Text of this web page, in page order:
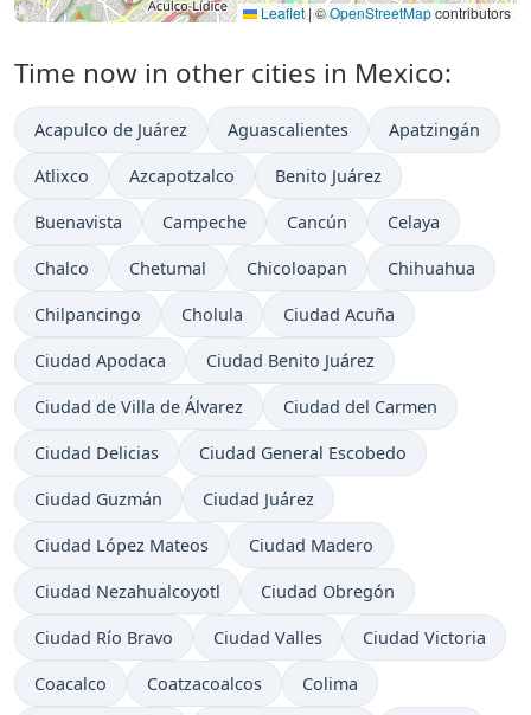
Leaflet |©OpenStreetMapcontributors
Time now in other cities in Mexico:
Acapulco de Juárez Aguascalientes Apatzingán
Atlixco Azcapotzalco Benito Juárez
Buenavista Campeche Cancún Celaya
Chalco Chetumal Chicoloapan Chihuahua
Chilpancingo Cholula Ciudad Acuña
Ciudad Apodaca Ciudad Benito Juárez
Ciudad de Villa de Álvarez Ciudad del Carmen
Ciudad Delicias Ciudad General Escobedo
Ciudad Guzmán Ciudad Juárez
Ciudad López Mateos Ciudad Madero
Ciudad Nezahualcoyotl Ciudad Obregón
Ciudad Río Bravo Ciudad Valles Ciudad Victoria
Coacalco Coatzacoalcos Colima